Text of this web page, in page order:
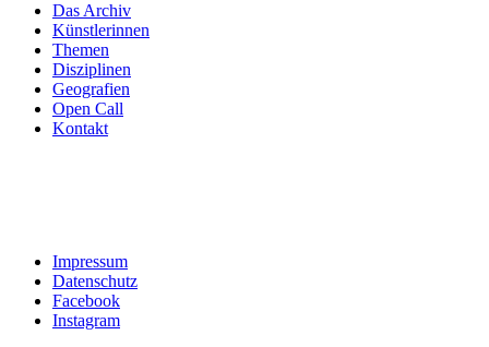
Das Archiv
Künstlerinnen
Themen
Disziplinen
Geografien
Open Call
Kontakt
Impressum
Datenschutz
Facebook
Instagram